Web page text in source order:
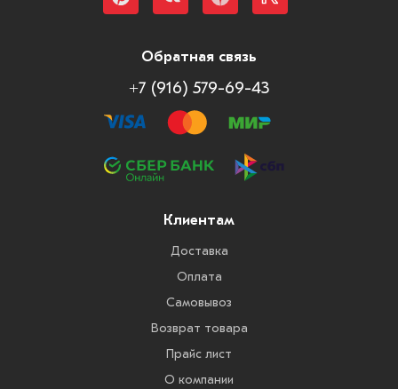
Обратная связь
+7 (916) 579-69-43
Клиентам
Доставка
Оплата
Самовывоз
Возврат товара
Прайс лист
О компании